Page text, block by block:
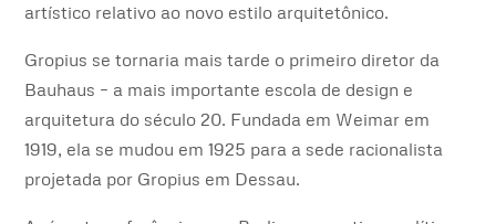
artístico relativo ao novo estilo arquitetônico.
Gropius se tornaria mais tarde o primeiro diretor da
Bauhaus – a mais importante escola de design e
arquitetura do século 20. Fundada em Weimar em
1919, ela se mudou em 1925 para a sede racionalista
projetada por Gropius em Dessau.